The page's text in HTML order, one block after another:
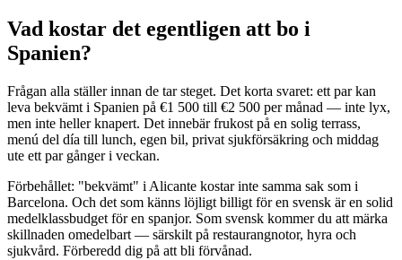
Vad kostar det egentligen att bo i
Spanien?
Frågan alla ställer innan de tar steget. Det korta svaret: ett par kan
leva bekvämt i Spanien på €1 500 till €2 500 per månad — inte lyx,
men inte heller knapert. Det innebär frukost på en solig terrass,
menú del día till lunch, egen bil, privat sjukförsäkring och middag
ute ett par gånger i veckan.
Förbehållet: "bekvämt" i Alicante kostar inte samma sak som i
Barcelona. Och det som känns löjligt billigt för en svensk är en solid
medelklassbudget för en spanjor. Som svensk kommer du att märka
skillnaden omedelbart — särskilt på restaurangnotor, hyra och
sjukvård. Förberedd dig på att bli förvånad.